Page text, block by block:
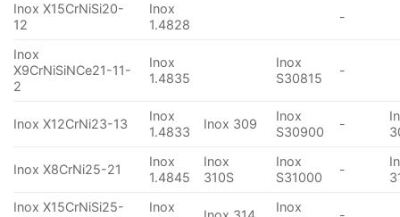
Inox X15CrNiSi20-
12
Inox
1.4828
-
Inox
X9CrNiSiNCe21-11-
2
Inox
1.4835
Inox
S30815
-
Inox X12CrNi23-13
Inox
1.4833
Inox 309
Inox
S30900
-
Inox X8CrNi25-21
Inox
1.4845
Inox
310S
Inox
S31000
-
Inox X15CrNiSi25-
Inox
Inox